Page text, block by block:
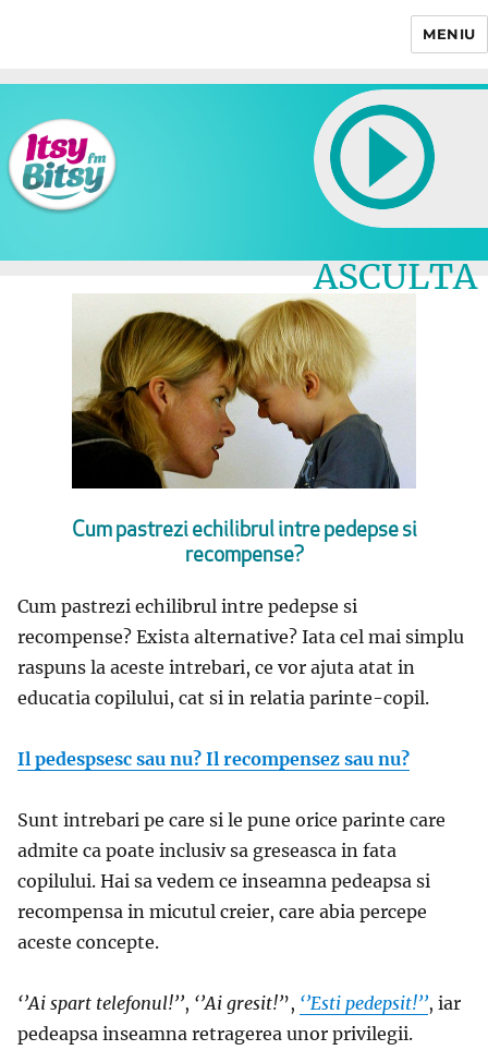
MENIU
ASCULTA
LIVE
Cum pastrezi echilibrul intre pedepse si
recompense?
Cum pastrezi echilibrul intre pedepse si
recompense? Exista alternative? Iata cel mai simplu
raspuns la aceste intrebari, ce vor ajuta atat in
educatia copilului, cat si in relatia parinte-copil.
Il pedespsesc sau nu? Il recompensez sau nu?
Sunt intrebari pe care si le pune orice parinte care
admite ca poate inclusiv sa greseasca in fata
copilului. Hai sa vedem ce inseamna pedeapsa si
recompensa in micutul creier, care abia percepe
aceste concepte.
‘’Ai spart telefonul!’’, ‘’Ai gresit!’’, ‘’Esti pedepsit!’’, iar
pedeapsa inseamna retragerea unor privilegii.